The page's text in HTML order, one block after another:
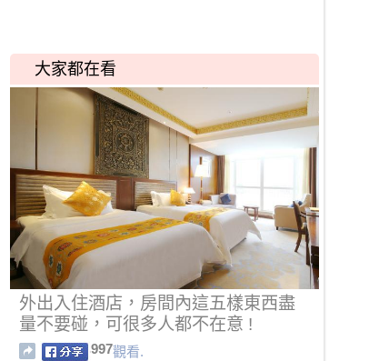
大家都在看
外出入住酒店，房間內這五樣東西盡
量不要碰，可很多人都不在意 !
997觀看.